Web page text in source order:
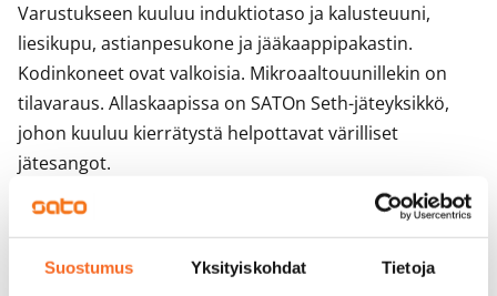
Suostumus Yksityiskohdat Tietoja
Varustukseen kuuluu induktiotaso ja kalusteuuni,
liesikupu, astianpesukone ja jääkaappipakastin.
Kodinkoneet ovat valkoisia. Mikroaaltouunillekin on
tilavaraus. Allaskaapissa on SATOn Seth-jäteyksikkö,
johon kuuluu kierrätystä helpottavat värilliset
jätesangot.
Kylpyhuoneen kalusteet ovat valkoista, SATOlle
massiivilaminaattia olevat kalusteet on valmistettu